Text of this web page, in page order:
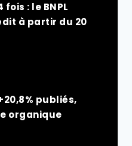
: le BNPL
à partir du 20
publiés,
organique